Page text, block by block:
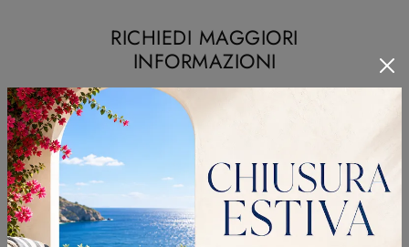
RICHIEDI MAGGIORI
INFORMAZIONI